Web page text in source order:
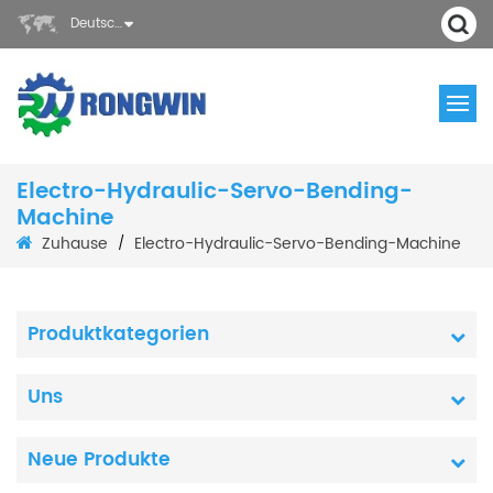
Deutsch
Electro-Hydraulic-Servo-Bending-
Machine
Zuhause / Electro-Hydraulic-Servo-Bending-Machine
Produktkategorien
Uns
Neue Produkte